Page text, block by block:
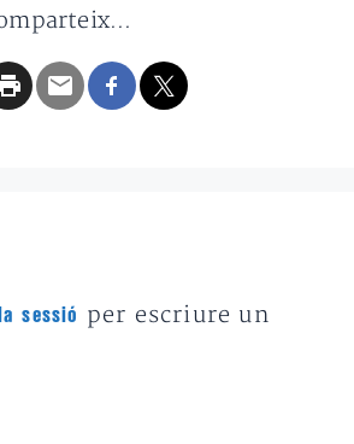
sessió
per escriure un